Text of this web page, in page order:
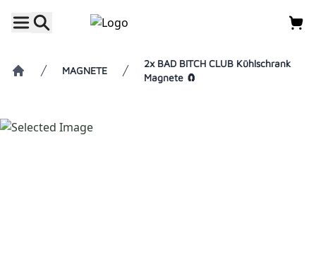
MAGNETE
2x BAD BITCH CLUB Kühlschrank
Magnete 🧲